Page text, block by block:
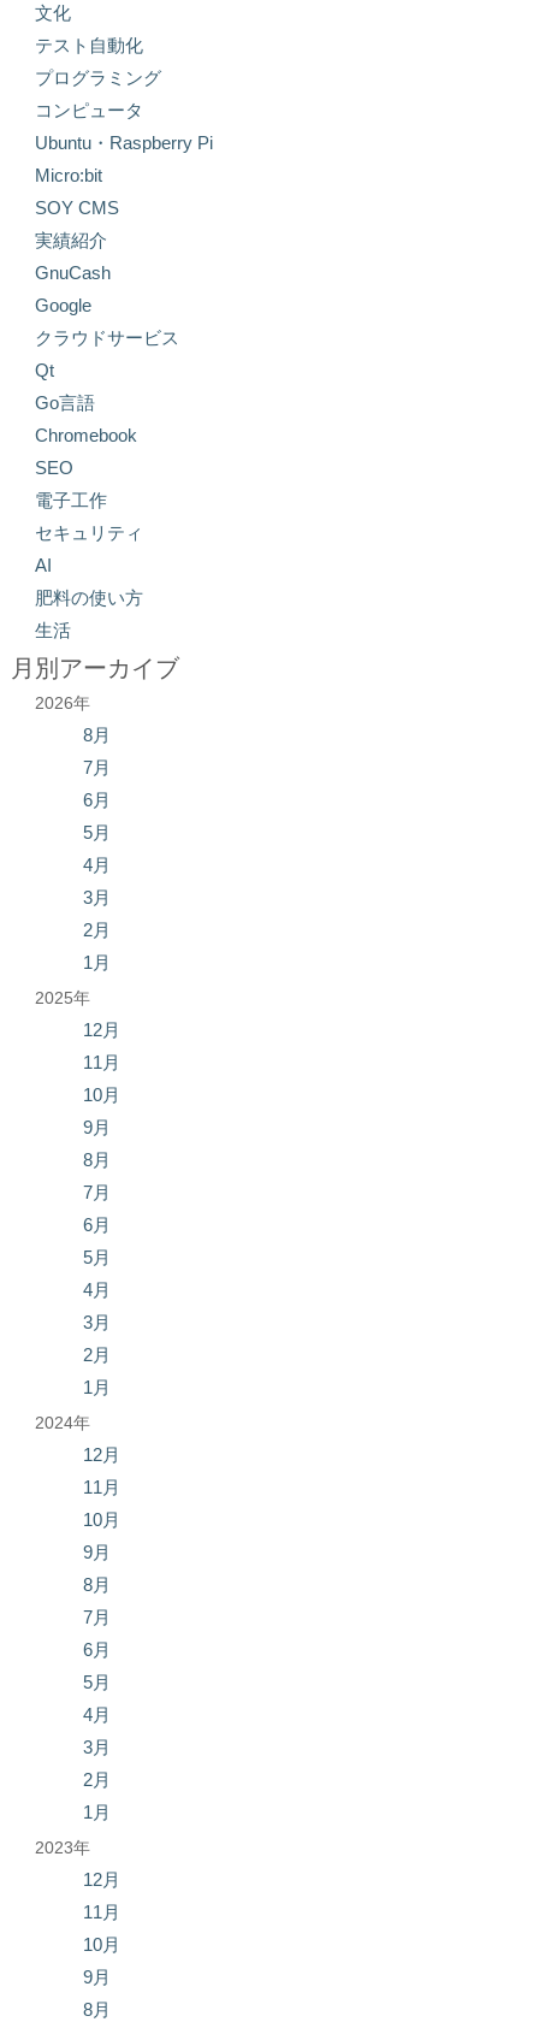
文化
テスト自動化
プログラミング
コンピュータ
Ubuntu・Raspberry Pi
Micro:bit
SOY CMS
実績紹介
GnuCash
Google
クラウドサービス
Qt
Go言語
Chromebook
SEO
電子工作
セキュリティ
AI
肥料の使い方
生活
月別アーカイブ
2026年
8月
7月
6月
5月
4月
3月
2月
1月
2025年
12月
11月
10月
9月
8月
7月
6月
5月
4月
3月
2月
1月
2024年
12月
11月
10月
9月
8月
7月
6月
5月
4月
3月
2月
1月
2023年
12月
11月
10月
9月
8月